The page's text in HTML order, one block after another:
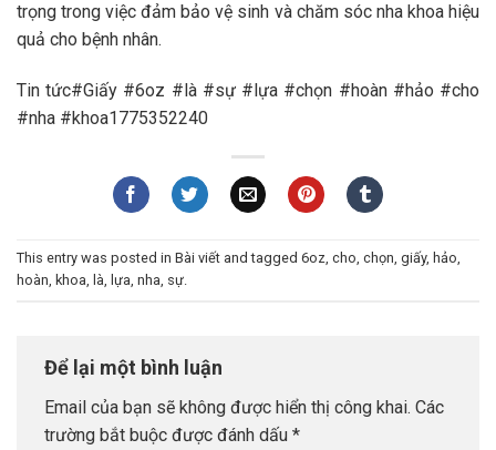
trọng trong việc đảm bảo vệ sinh và chăm sóc nha khoa hiệu
quả cho bệnh nhân.
Tin tức#Giấy #6oz #là #sự #lựa #chọn #hoàn #hảo #cho
#nha #khoa1775352240
This entry was posted in Bài viết and tagged 6oz, cho, chọn, giấy, hảo,
hoàn, khoa, là, lựa, nha, sự.
Để lại một bình luận
Email của bạn sẽ không được hiển thị công khai. Các
trường bắt buộc được đánh dấu *